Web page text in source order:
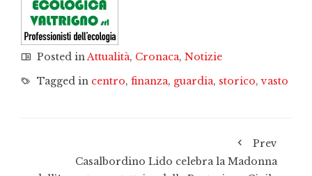
Posted inAttualità, Cronaca, Notizie
Tagged in centro, finanza, guardia, storico,vasto
Prev
Casalbordino Lido celebra la Madonna